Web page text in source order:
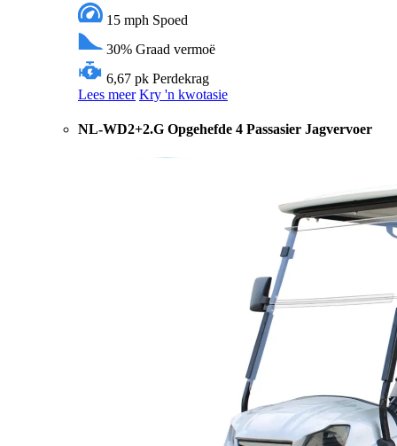
15 mph Spoed
30% Graad vermoë
6,67 pk Perdekrag
Lees meer Kry 'n kwotasie
NL-WD2+2.G Opgehefde 4 Passasier Jagvervoer